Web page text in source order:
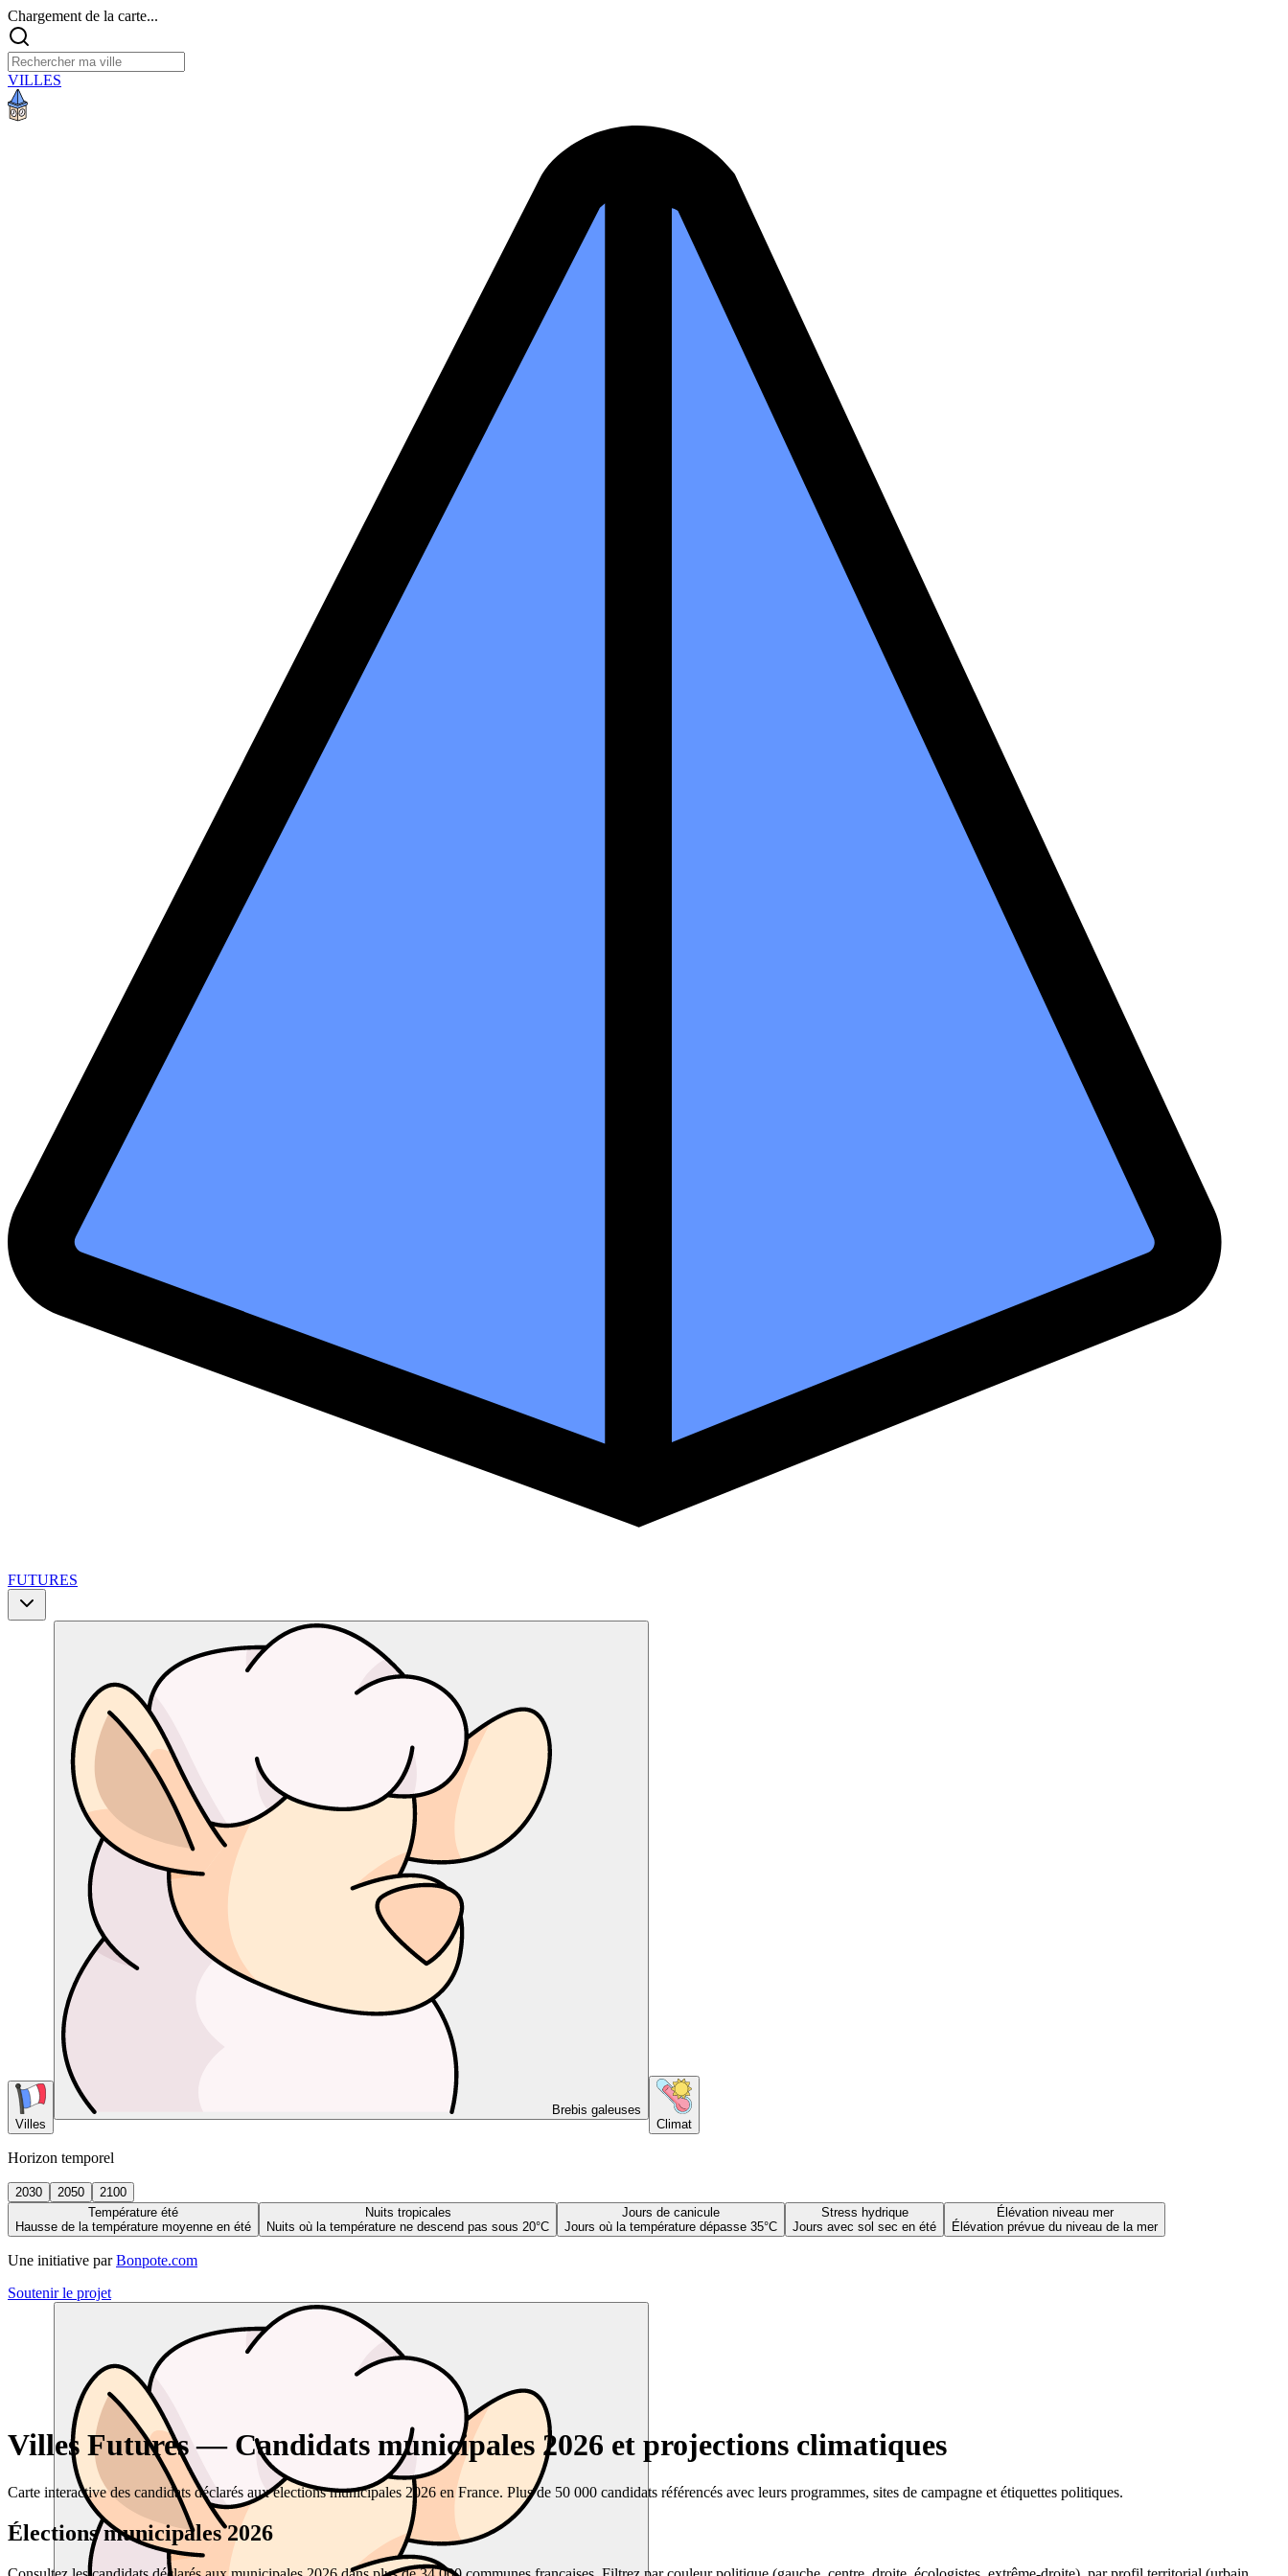
Chargement de la carte...
VILLES
FUTURES
Villes
Brebis galeuses
Climat
Horizon temporel
2030 2050
2100
Température été
Hausse de la température moyenne en été
Nuits tropicales
Nuits où la température ne descend pas sous 20°C
Jours de canicule
Jours où la température dépasse 35°C
Stress hydrique
Jours avec sol sec en été
Élévation niveau mer
Élévation prévue du niveau de la mer
Une initiative par Bonpote.com
Soutenir le projet
Villes Futures — Candidats municipales 2026 et projections climatiques
Carte interactive des candidats déclarés aux élections municipales 2026 en France. Plus de 50 000 candidats référencés avec leurs programmes, sites de campagne et étiquettes politiques.
Élections municipales 2026